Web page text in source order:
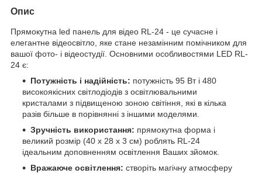
Опис
Прямокутна led панель для відео RL-24 - це сучасне і
елегантне відеосвітло, яке стане незамінним помічником для
вашої фото- і відеостудії. Основними особливостями LED RL-
24 є:
Потужність і надійність: потужність 95 Вт і 480
високоякісних світлодіодів з освітлювальними
кристалами з підвищеною зоною світіння, які в кілька
разів більше в порівнянні з іншими моделями.
Зручність використання: прямокутна форма і
великий розмір (40 х 28 х 3 см) роблять RL-24
ідеальним доповненням освітлення Ваших зйомок.
Вражаюче освітлення: створіть магічну атмосферу